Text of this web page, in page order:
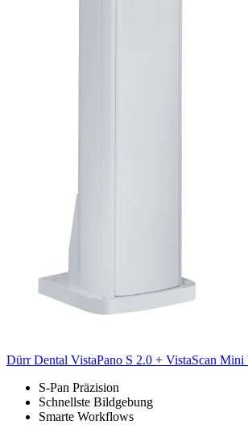
Dürr Dental VistaPano S 2.0 + VistaScan
S-Pan Präzision
Schnellste Bildgebung
Smarte Workflows